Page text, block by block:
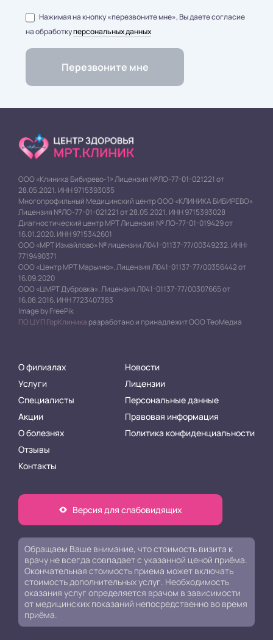
Нажимая на кнопку «перезвоните мне», Вы даете согласие
на обработкуперсональных данных
ООО «Клиника Бибирево-1» Лицензия №ЛО-77-01-021221 от
28.05.2021. ИНН 9715393035
Многопрофильный Медицинский центр ООО «КЛИНИКА БИБИРЕВО»
Лицензия №ЛО-77-01-021221 от 28.05.2021. ИНН 9715393028
Диагностический центр МРТ Лицензия № ЛО-77-01-019429 от
16.01.2020. ИНН 9715342601
ООО «МРТ Измайлово» № лицензии Л041-01137-77/00349232. ИНН:
7719490371
ООО «Центр МРТ Марьино». Лицензия Л041-01137-77/00356442 от
16.09.2020
ООО «ЦМРТ Дубровка». Лицензия Л041-01137-77/00307665 от
16.08.2016. ИНН 7723407383
Image by FreePik
ПО ЦУП ГорКлиника разработано и принадлежит ООО ТеоМедиа
О филиалах
Услуги
Специалисты
Акции
О болезнях
Отзывы
Контакты
Новости
Лицензии
Персональные данные
Правовая информация
Политика конфиденциальности
Версия для слабовидящих
Обращаем Ваше внимание, что стоимость визита к
врачу не всегда совпадает с указанной ценой приёма.
Окончательная стоимость приема может включать
стоимость дополнительных услуг. Необходимость
оказания услуг определяется врачом в зависимости
от медицинских показаний непосредственно во время
приёма.